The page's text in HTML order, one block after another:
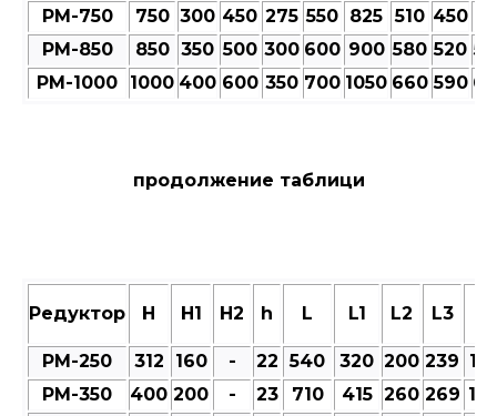
РМ-750 750 300 450 275 550 825 510 450
РМ-850
850 350 500 300 600 900 580 520
РМ-1000
1000 400 600 350 700 1050 660 590
продолжение таблици
Редуктор Н Н1 Н2 h L L1 L2 L3
РМ-250 312 160 - 22 540 320 200 239 101
РМ-350
400 200 - 23 710 415 260 269 122